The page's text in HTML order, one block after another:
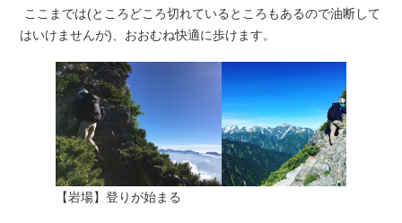
ここまでは(ところどころ切れているところもあるので油断して
はいけませんが)、おおむね快適に歩けます。
【岩場】登りが始まる